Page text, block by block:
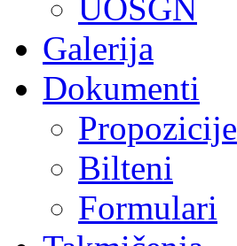
UOSGN
Galerija
Dokumenti
Propozicije
Bilteni
Formulari